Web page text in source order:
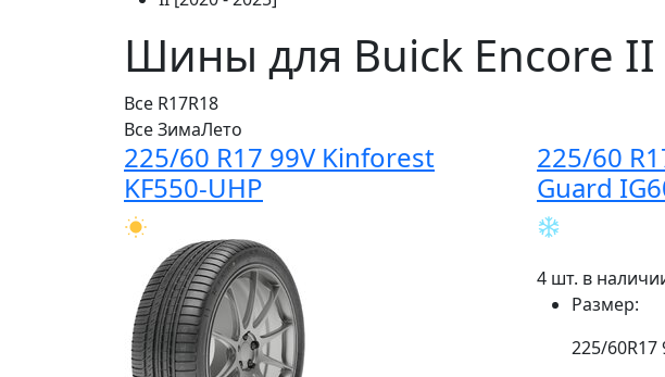
Шины для Buick Encore II
Все R17R18
ВсеЗимаЛето
225/60 R17 99V Kinforest
KF550-UHP
225/60
Guard
4 шт. в
Размер:
225/60R17